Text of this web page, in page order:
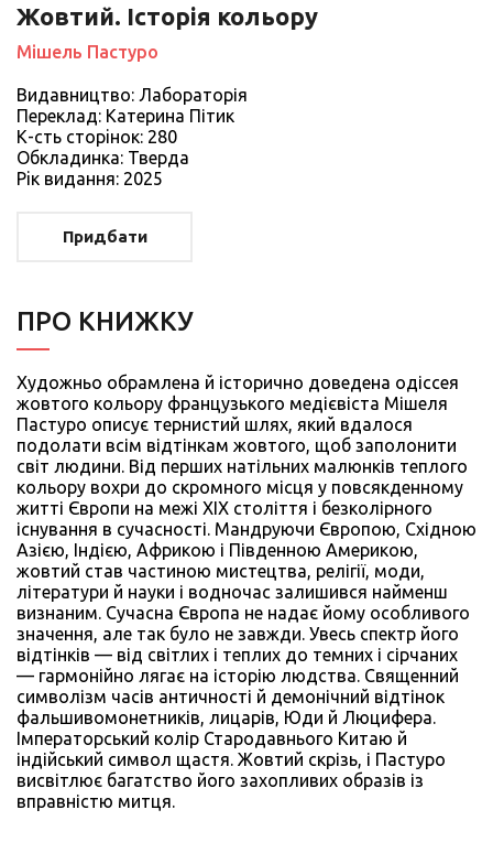
Жовтий. Історія кольору
Мішель Пастуро
Видавництво: Лабораторія
Переклад: Катерина Пітик
К-сть сторiнок: 280
Обкладинка: Тверда
Рiк видання: 2025
Придбати
ПРО КНИЖКУ
Художньо обрамлена й історично доведена одіссея
жовтого кольору французького медієвіста Мішеля
Пастуро описує тернистий шлях, який вдалося
подолати всім відтінкам жовтого, щоб заполонити
світ людини. Від перших натільних малюнків теплого
кольору вохри до скромного місця у повсякденному
житті Європи на межі XIX століття і безколірного
існування в сучасності. Мандруючи Європою, Східною
Азією, Індією, Африкою і Південною Америкою,
жовтий став частиною мистецтва, релігії, моди,
літератури й науки і водночас залишився найменш
визнаним. Сучасна Європа не надає йому особливого
значення, але так було не завжди. Увесь спектр його
відтінків — від світлих і теплих до темних і сірчаних
— гармонійно лягає на історію людства. Священний
символізм часів античності й демонічний відтінок
фальшивомонетників, лицарів, Юди й Люцифера.
Імператорський колір Стародавнього Китаю й
індійський символ щастя. Жовтий скрізь, і Пастуро
висвітлює багатство його захопливих образів із
вправністю митця.